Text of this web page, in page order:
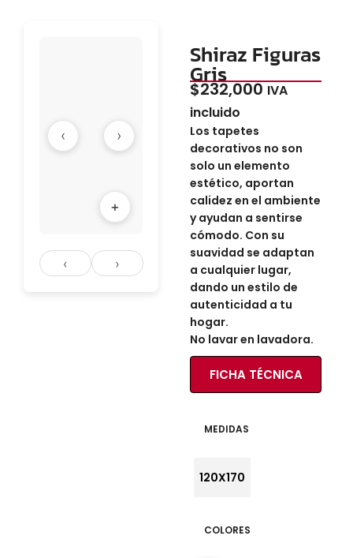
Shiraz Figuras
Gris
$232,000 IVA
incluido
Los tapetes
decorativos no son
solo un elemento
estético, aportan
calidez en el ambiente
y ayudan a sentirse
cómodo. Con su
suavidad se adaptan
a cualquier lugar,
dando un estilo de
autenticidad a tu
hogar.
No lavar en lavadora.
FICHA TÉCNICA
MEDIDAS
120X170
COLORES
+
‹ ›
‹ ›